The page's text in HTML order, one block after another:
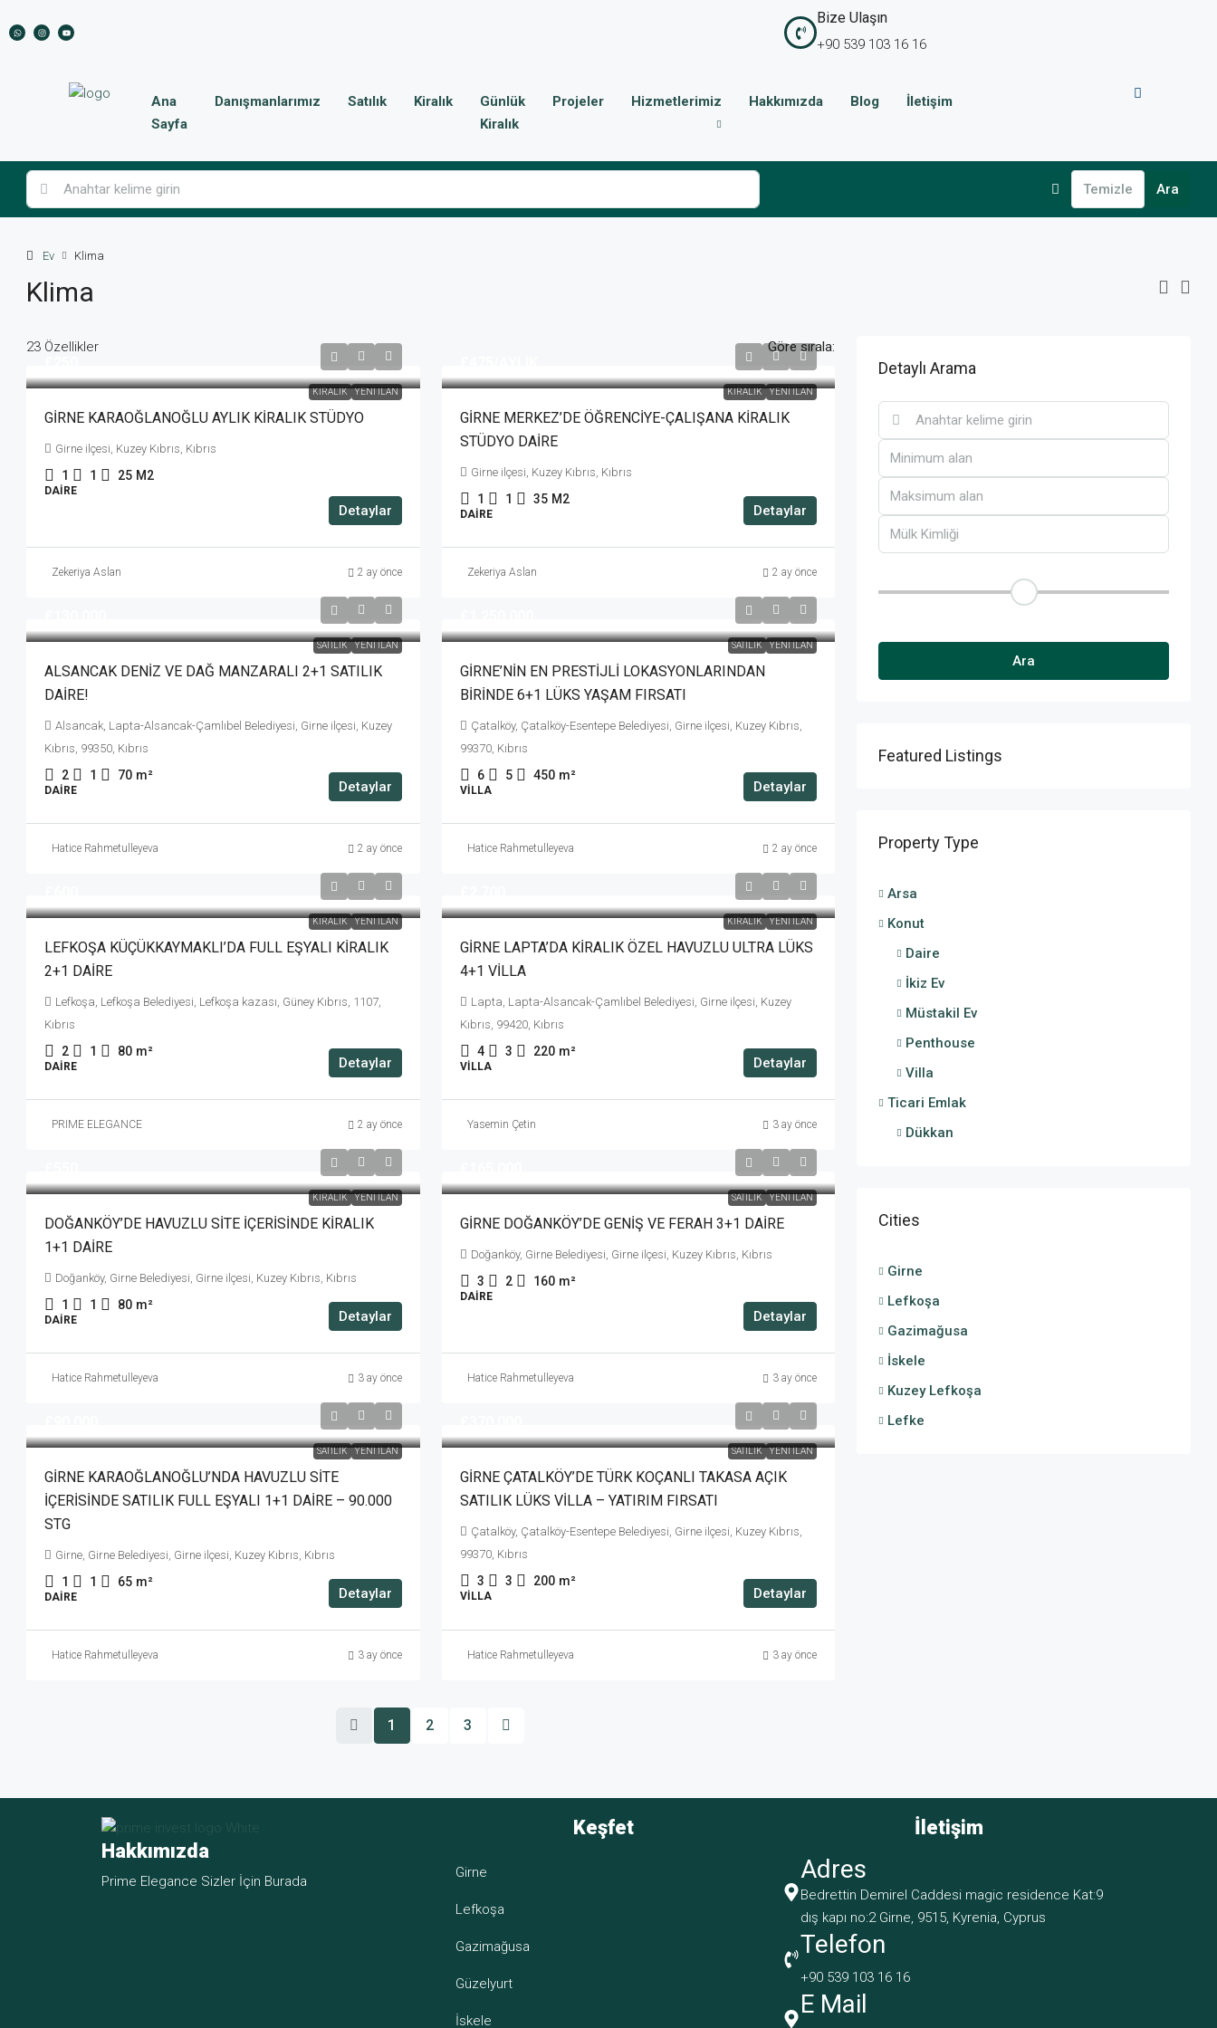
Bize Ulaşın
+90 539 103 16 16
Ana
Sayfa
Danışmanlarımız Satılık Kiralık
Günlük
Kiralık
Projeler Hizmetlerimiz Hakkımızda Blog İletişim
Temizle Ara
Ev Klima
Klima
23 Özellikler Göre sırala:
KIRALIK YENI İLAN
GİRNE KARAOĞLANOĞLU AYLIK KİRALIK STÜDYO
Girne ilçesi, Kuzey Kıbrıs, Kıbrıs
1 1 25 M2
DAIRE
Detaylar
Zekeriya Aslan 2 ay önce
KIRALIK YENI İLAN
GİRNE MERKEZ’DE ÖĞRENCİYE-ÇALIŞANA KİRALIK
STÜDYO DAİRE
Girne ilçesi, Kuzey Kıbrıs, Kıbrıs
1 1 35 M2
DAIRE Detaylar
Zekeriya Aslan 2 ay önce
SATILIK YENI İLAN
ALSANCAK DENİZ VE DAĞ MANZARALI 2+1 SATILIK
DAİRE!
Alsancak, Lapta-Alsancak-Çamlıbel Belediyesi, Girne ilçesi, Kuzey
Kıbrıs, 99350, Kıbrıs
2 1 70 m²
DAIRE Detaylar
Hatice Rahmetulleyeva 2 ay önce
SATILIK YENI İLAN
GİRNE’NİN EN PRESTİJLİ LOKASYONLARINDAN
BİRİNDE 6+1 LÜKS YAŞAM FIRSATI
Çatalköy, Çatalköy-Esentepe Belediyesi, Girne ilçesi, Kuzey Kıbrıs,
99370, Kıbrıs
6 5 450 m²
VILLA Detaylar
Hatice Rahmetulleyeva 2 ay önce
KIRALIK YENI İLAN
LEFKOŞA KÜÇÜKKAYMAKLI’DA FULL EŞYALI KİRALIK
2+1 DAİRE
Lefkoşa, Lefkoşa Belediyesi, Lefkoşa kazası, Güney Kıbrıs, 1107,
Kıbrıs
2 1 80 m²
DAIRE Detaylar
PRIME ELEGANCE 2 ay önce
KIRALIK YENI İLAN
GİRNE LAPTA’DA KİRALIK ÖZEL HAVUZLU ULTRA LÜKS
4+1 VİLLA
Lapta, Lapta-Alsancak-Çamlıbel Belediyesi, Girne ilçesi, Kuzey
Kıbrıs, 99420, Kıbrıs
4 3 220 m²
VILLA Detaylar
Yasemin Çetin 3 ay önce
KIRALIK YENI İLAN
DOĞANKÖY’DE HAVUZLU SİTE İÇERİSİNDE KİRALIK
1+1 DAİRE
Doğanköy, Girne Belediyesi, Girne ilçesi, Kuzey Kıbrıs, Kıbrıs
1 1 80 m²
DAIRE Detaylar
Hatice Rahmetulleyeva 3 ay önce
SATILIK YENI İLAN
GİRNE DOĞANKÖY’DE GENİŞ VE FERAH 3+1 DAİRE
Doğanköy, Girne Belediyesi, Girne ilçesi, Kuzey Kıbrıs, Kıbrıs
3 2 160 m²
DAIRE
Detaylar
Hatice Rahmetulleyeva 3 ay önce
SATILIK YENI İLAN
GİRNE KARAOĞLANOĞLU’NDA HAVUZLU SİTE
İÇERİSİNDE SATILIK FULL EŞYALI 1+1 DAİRE – 90.000
STG
Girne, Girne Belediyesi, Girne ilçesi, Kuzey Kıbrıs, Kıbrıs
1 1 65 m²
DAIRE Detaylar
Hatice Rahmetulleyeva 3 ay önce
SATILIK YENI İLAN
GİRNE ÇATALKÖY’DE TÜRK KOÇANLI TAKASA AÇIK
SATILIK LÜKS VİLLA – YATIRIM FIRSATI
Çatalköy, Çatalköy-Esentepe Belediyesi, Girne ilçesi, Kuzey Kıbrıs,
99370, Kıbrıs
3 3 200 m²
VILLA Detaylar
Hatice Rahmetulleyeva 3 ay önce
1 2 3
Detaylı Arama
Ara
Featured Listings
Property Type
Arsa
Konut
Daire
İkiz Ev
Müstakil Ev
Penthouse
Villa
Ticari Emlak
Dükkan
Cities
Girne
Lefkoşa
Gazimağusa
İskele
Kuzey Lefkoşa
Lefke
Hakkımızda
Prime Elegance Sizler İçin Burada
Keşfet
Girne
Lefkoşa
Gazimağusa
Güzelyurt
İskele
İletişim
Adres
Bedrettin Demirel Caddesi magic residence Kat:9
dış kapı no:2 Girne, 9515, Kyrenia, Cyprus
Telefon
+90 539 103 16 16
E Mail